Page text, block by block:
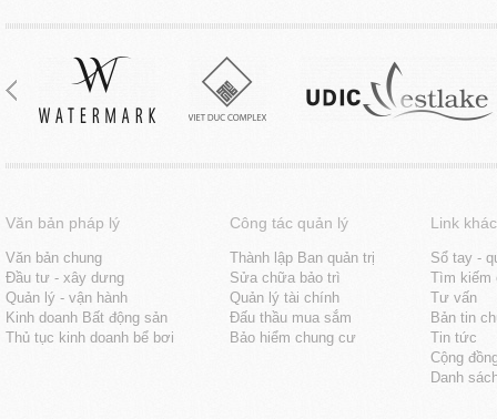
Văn bản pháp lý
Văn bản chung
Đầu tư - xây dưng
Quản lý - vận hành
Kinh doanh Bất động sản
Thủ tục kinh doanh bể bơi
Công tác quản lý
Thành lập Ban quản trị
Sửa chữa bảo trì
Quản lý tài chính
Đấu thầu mua sắm
Bảo hiểm chung cư
Link khác
Sổ tay -
Tìm kiếm
Tư vấn
Bản tin
Tin tức
Cộng
Danh